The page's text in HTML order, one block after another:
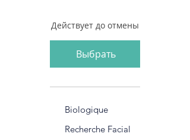
Действует до отмены
Выбрать
Biologique
Recherche Facial